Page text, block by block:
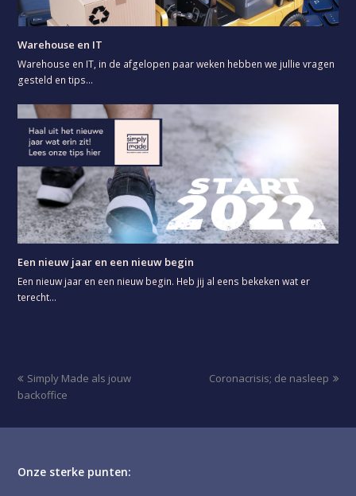
Warehouse en IT
Warehouse en IT, in de afgelopen paar weken hebben we jullie vragen
gesteld en tips…
Een nieuw jaar en een nieuw begin
Een nieuw jaar en een nieuw begin. Heb jij al eens bekeken wat er
terecht…
previous
post:
Simply Made als jouw
backoffice
next
Coronacrisis; de nasleep
Onze sterke punten: